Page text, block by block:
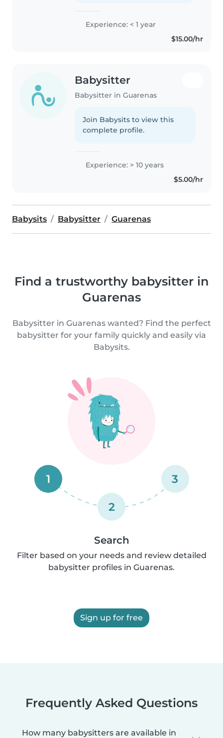
Experience: < 1 year
$15.00/hr
Babysitter
Babysitter in Guarenas
Join Babysits to view this
complete profile.
Experience: > 10 years
$5.00/hr
Babysits Babysitter Guarenas
Find a trustworthy babysitter in
Guarenas
Babysitter in Guarenas wanted? Find the perfect
babysitter for your family quickly and easily via
Babysits.
1
2
3
Search
Filter based on your needs and review detailed
babysitter profiles in Guarenas.
Sign up for free
Frequently Asked Questions
How many babysitters are available in